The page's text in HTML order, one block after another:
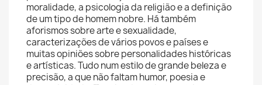
moralidade, a psicologia da religião e a definição
de um tipo de homem nobre. Há também
aforismos sobre arte e sexualidade,
caracterizações de vários povos e países e
muitas opiniões sobre personalidades históricas
e artísticas. Tudo num estilo de grande beleza e
precisão, a que não faltam humor, poesia e